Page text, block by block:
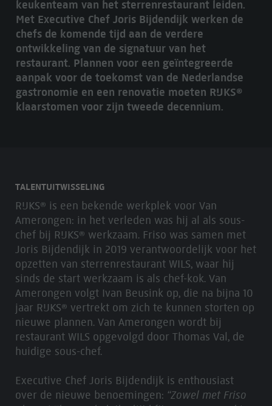
keukenteam van het sterrenrestaurant leiden.
Met Executive Chef Joris Bijdendijk werken de
chefs de komende tijd aan de verdere
ontwikkeling van de signatuur van het
restaurant. Plannen voor een geïntegreerde
aanpak voor de toekomst van de Nederlandse
gastronomie en een renovatie moeten RIJKS®
klaarstomen voor zijn tweede decennium.
TALENTUITWISSELING
RIJKS® is een bekende werkplek voor Van
Amerongen: in het verleden was hij al als sous-
chef bij RIJKS® werkzaam. Friso was samen met
Joris Bijdendijk in 2019 verantwoordelijk voor het
opzetten van sterrenrestaurant WILS, waar hij
sinds de start werkzaam is als chef-kok. Van
Amerongen volgt Ivan Beusink op, die na bijna 10
jaar RIJKS® vertrekt om zich te kunnen storten op
nieuwe plannen. Van Amerongen wordt bij
restaurant WILS opgevolgd door Thomas Val, de
huidige sous-chef.
Executive Chef Joris Bijdendijk is enthousiast
over de nieuwe benoemingen: “Zowel met Friso